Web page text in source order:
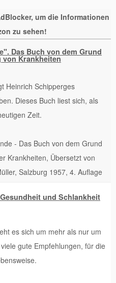
um die Informationen
zu sehen!
Das Buch von dem Grund
von Krankheiten
Heinrich Schipperges
Dieses Buch liest sich, als
Zeit.
- Das Buch von dem Grund
Krankheiten, Übersetzt von
Salzburg 1957, 4. Auflage
und Schlankheit
es sich um mehr als nur um
gute Empfehlungen, für die